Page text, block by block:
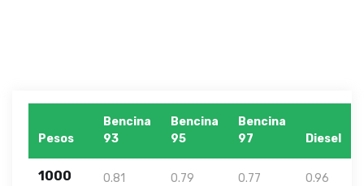
Pesos
Bencina
93
Bencina
95
Bencina
97
Diesel
1000
0.81
0.79
0.77
0.96